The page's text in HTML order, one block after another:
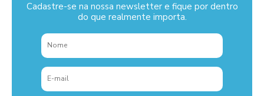
Cadastre-se na nossa newsletter e fique por dentro
do que realmente importa.